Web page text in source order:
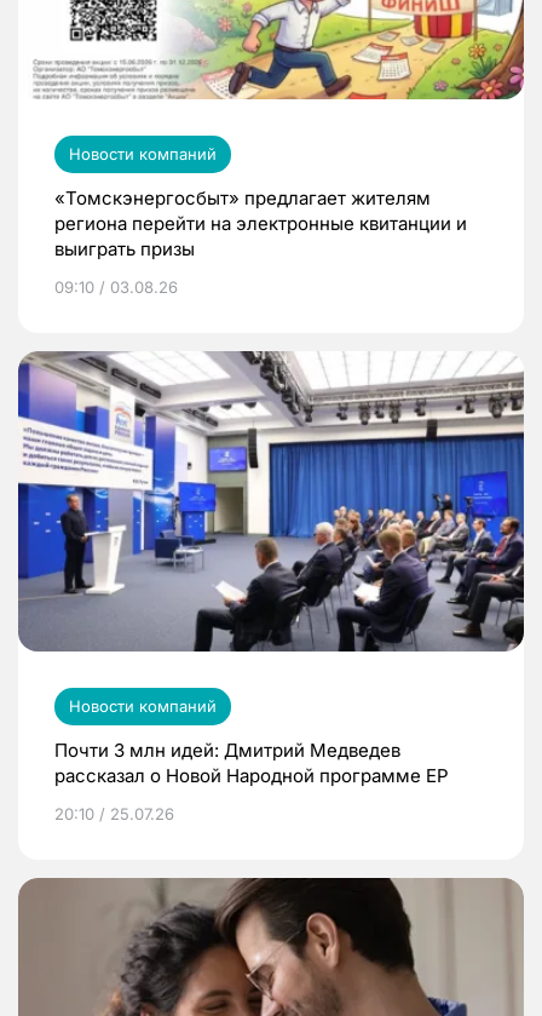
Новости компаний
«Томскэнергосбыт» предлагает жителям
региона перейти на электронные квитанции и
выиграть призы
09:10 / 03.08.26
Новости компаний
Почти 3 млн идей: Дмитрий Медведев
рассказал о Новой Народной программе ЕР
20:10 / 25.07.26